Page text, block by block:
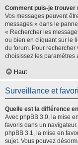
Comment puis-je
Vos messages peuvent
messages » dans le
« Rechercher les
ou bien en cliquant sur le
du forum. Pour
choisissez les paramètres
Haut
Surveillance et
Quelle est la différence
Avec phpBB 3.0, la mise
favoris dans un
phpBB 3.1, la mise en
sujet. Vous pouvez